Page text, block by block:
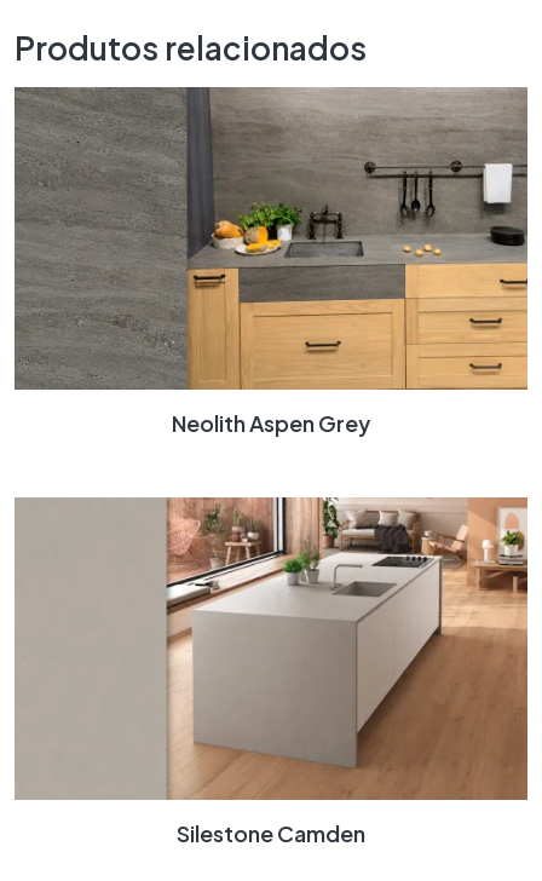
Produtos relacionados
Neolith Aspen Grey
Silestone Camden